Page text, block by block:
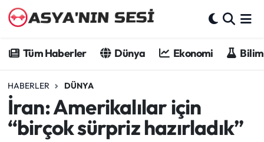
Tüm Haberler Dünya Ekonomi
HABERLER DÜNYA
İran: Amerikalılar için
“birçok sürpriz hazırladık”
Dünya
Ekonomi
Bilim - Teknoloji